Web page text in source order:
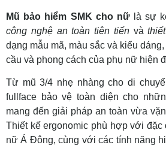
Mũ bảo hiểm SMK cho nữlà sự
công nghệ an toàn tiên tiếnvà
dạng mẫu mã, màu sắc và kiểu
cầu và phong cách của phụ nữ hiện
Từ mũ 3/4 nhẹ nhàng cho di
fullface bảo vệ toàn diện cho
mang đến giải pháp an toàn vừa
Thiết kế ergonomic phù hợp với đặc
nữ Á Đông, cùng với các tính năng